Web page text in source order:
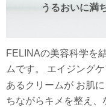
うるおいに満
FELINAの美容科学を
ムです。 エイジング
あるクリームが お肌
ちながらキメを整え、